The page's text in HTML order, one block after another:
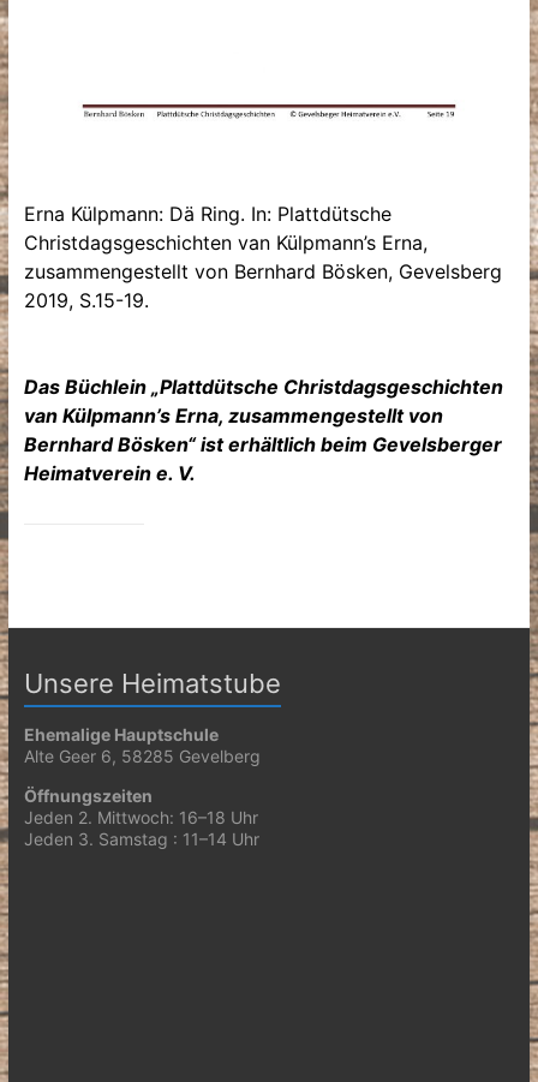
Erna Külpmann: Dä Ring. In: Plattdütsche
Christdagsgeschichten van Külpmann’s Erna,
zusammengestellt von Bernhard Bösken, Gevelsberg
2019, S.15-19.
Das Büchlein „Plattdütsche Christdagsgeschichten
van Külpmann’s Erna, zusammengestellt von
Bernhard Bösken“ ist erhältlich beim Gevelsberger
Heimatverein e. V.
Unsere Heimatstube
Ehemalige Hauptschule
Alte Geer 6, 58285 Gevelberg
Öffnungszeiten
Jeden 2. Mittwoch: 16–18 Uhr
Jeden 3. Samstag : 11–14 Uhr